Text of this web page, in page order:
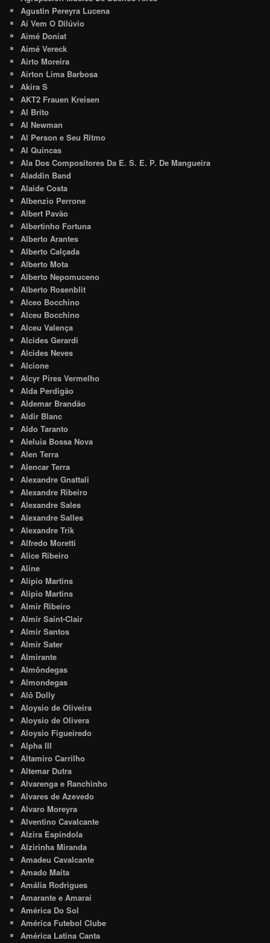
Agustin Pereyra Lucena
Aí Vem O Dilúvio
Aimé Doniat
Aimé Vereck
Airto Moreira
Airton Lima Barbosa
Akira S
AKT2 Frauen Kreisen
Al Brito
Al Newman
Al Person e Seu Ritmo
Al Quincas
Ala Dos Compositores Da E. S. E. P. De Mangueira
Aladdin Band
Alaide Costa
Albenzio Perrone
Albert Pavão
Albertinho Fortuna
Alberto Arantes
Alberto Calçada
Alberto Mota
Alberto Nepomuceno
Alberto Rosenblit
Alceo Bocchino
Alceu Bocchino
Alceu Valença
Alcides Gerardi
Alcides Neves
Alcione
Alcyr Pires Vermelho
Alda Perdigão
Aldemar Brandão
Aldir Blanc
Aldo Taranto
Aleluia Bossa Nova
Alen Terra
Alencar Terra
Alexandre Gnattali
Alexandre Ribeiro
Alexandre Sales
Alexandre Salles
Alexandre Trik
Alfredo Moretti
Alice Ribeiro
Aline
Alípio Martins
Alipio Martins
Almir Ribeiro
Almir Saint-Clair
Almir Santos
Almir Sater
Almirante
Almôndegas
Almondegas
Alô Dolly
Aloysio de Oliveira
Aloysio de Olivera
Aloysio Figueiredo
Alpha III
Altamiro Carrilho
Altemar Dutra
Alvarenga e Ranchinho
Alvares de Azevedo
Alvaro Moreyra
Alventino Cavalcante
Alzira Espíndola
Alzirinha Miranda
Amadeu Cavalcante
Amado Maita
Amália Rodrigues
Amarante e Amaraí
América Do Sol
América Futebol Clube
América Latina Canta